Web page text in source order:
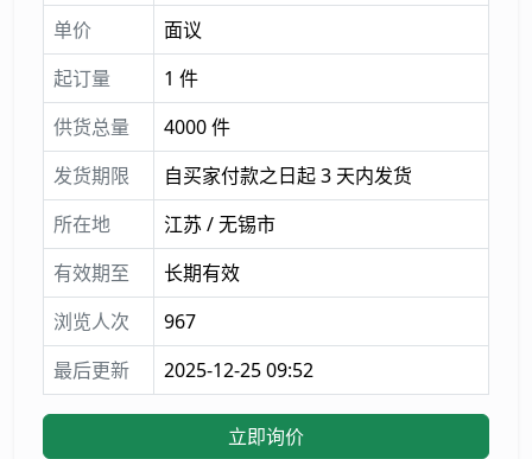
单价
面议
起订量
1 件
供货总量
4000 件
发货期限
自买家付款之日起 3 天内发货
所在地
江苏 / 无锡市
有效期至
长期有效
浏览人次
967
最后更新
2025-12-25 09:52
立即询价